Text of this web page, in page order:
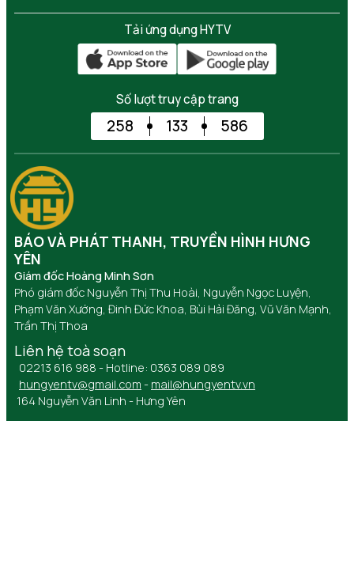
Tải ứng dụng HYTV
Số lượt truy cập trang
258 133 586
BÁO VÀ PHÁT THANH, TRUYỀN HÌNH HƯNG
YÊN
Giám đốc Hoàng Minh Sơn
Phó giám đốc Nguyễn Thị Thu Hoài, Nguyễn Ngọc Luyện,
Phạm Văn Xướng, Đinh Đức Khoa, Bùi Hải Đăng, Vũ Văn Mạnh,
Trần Thị Thoa
Liên hệ toà soạn
02213 616 988 - Hotline: 0363 089 089
hungyentv@gmail.com - mail@hungyentv.vn
164 Nguyễn Văn Linh - Hưng Yên